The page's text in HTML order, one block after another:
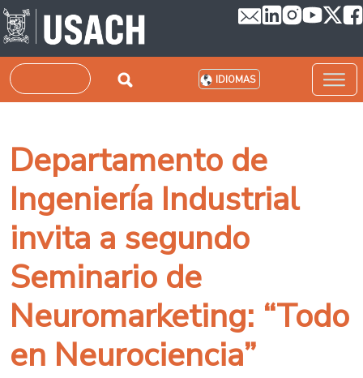
Pasar al contenido principal
Buscar IDIOMAS
Departamento de
Ingeniería Industrial
invita a segundo
Seminario de
Neuromarketing: “Todo
en Neurociencia”